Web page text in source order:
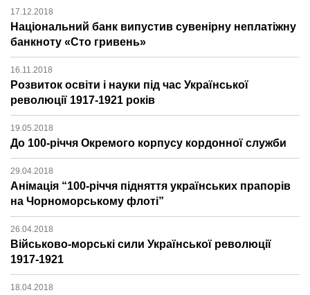
17.12.2018
Національний банк випустив сувенірну неплатіжну
банкноту «Сто гривень»
16.11.2018
Розвиток освіти і науки під час Української
революції 1917-1921 років
19.05.2018
До 100-річчя Окремого корпусу кордонної служби
29.04.2018
Анімація “100-річчя підняття українських прапорів
на Чорноморському флоті”
26.04.2018
Військово-морські сили Української революції
1917-1921
18.04.2018